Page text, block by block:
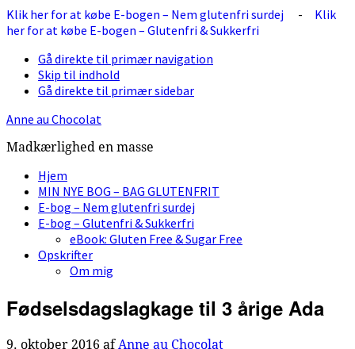
Klik her for at købe E-bogen – Nem glutenfri surdej - Klik
her for at købe E-bogen – Glutenfri & Sukkerfri
Gå direkte til primær navigation
Skip til indhold
Gå direkte til primær sidebar
Anne au Chocolat
Madkærlighed en masse
Hjem
MIN NYE BOG – BAG GLUTENFRIT
E-bog – Nem glutenfri surdej
E-bog – Glutenfri & Sukkerfri
eBook: Gluten Free & Sugar Free
Opskrifter
Om mig
Fødselsdagslagkage til 3 årige Ada
9. oktober 2016 afAnne au Chocolat